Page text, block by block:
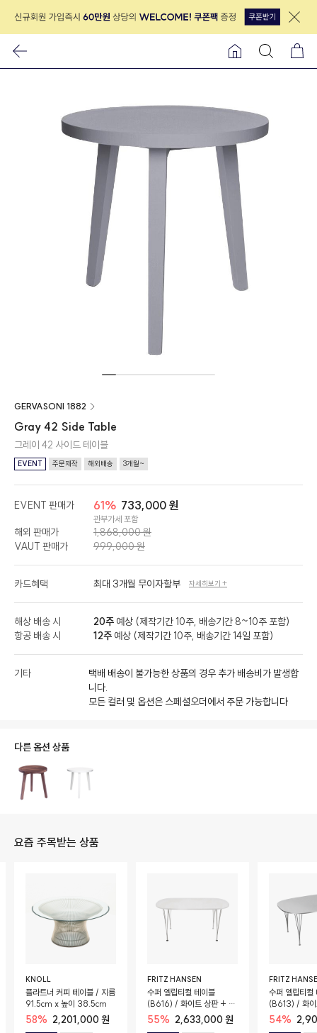
GERVASONI 1882
Gray 42 Side Table
그레이 42 사이드 테이블
EVENT 주문제작 해외배송 3개월~
해외 판매가
1,868,000 원
VAUT 판매가
999,000 원
EVENT 판매가 61% 733,000 원
관부가세 포함
카드혜택 최대 3개월 무이자할부 자세히보기 +
해상 배송 시 20주 예상 (제작기간 10주, 배송기간 8~10주 포함)
항공 배송 시
12주 예상 (제작기간 10주, 배송기간 14일 포함)
기타
택배 배송이 불가능한 상품의 경우 추가 배송비가 발생합
니다.
모든 컬러 및 옵션은 스페셜오더에서 주문 가능합니다
다른 옵션 상품
요즘 주목받는 상품
KNOLL
플라트너 커피 테이블 / 지름
91.5cm x 높이 38.5cm
58% 2,201,000 원
FRITZ HANSEN
수퍼 엘립티컬 테이블
(B616) / 화이트 상판 + 크
롬 베이스 / 170cm x
100cm x 72cm
55% 2,633,000 원
FRITZ
수퍼 엘립티컬
(B613) / 화이트 상판 + 크
롬 베이스 /
120cm x
54%